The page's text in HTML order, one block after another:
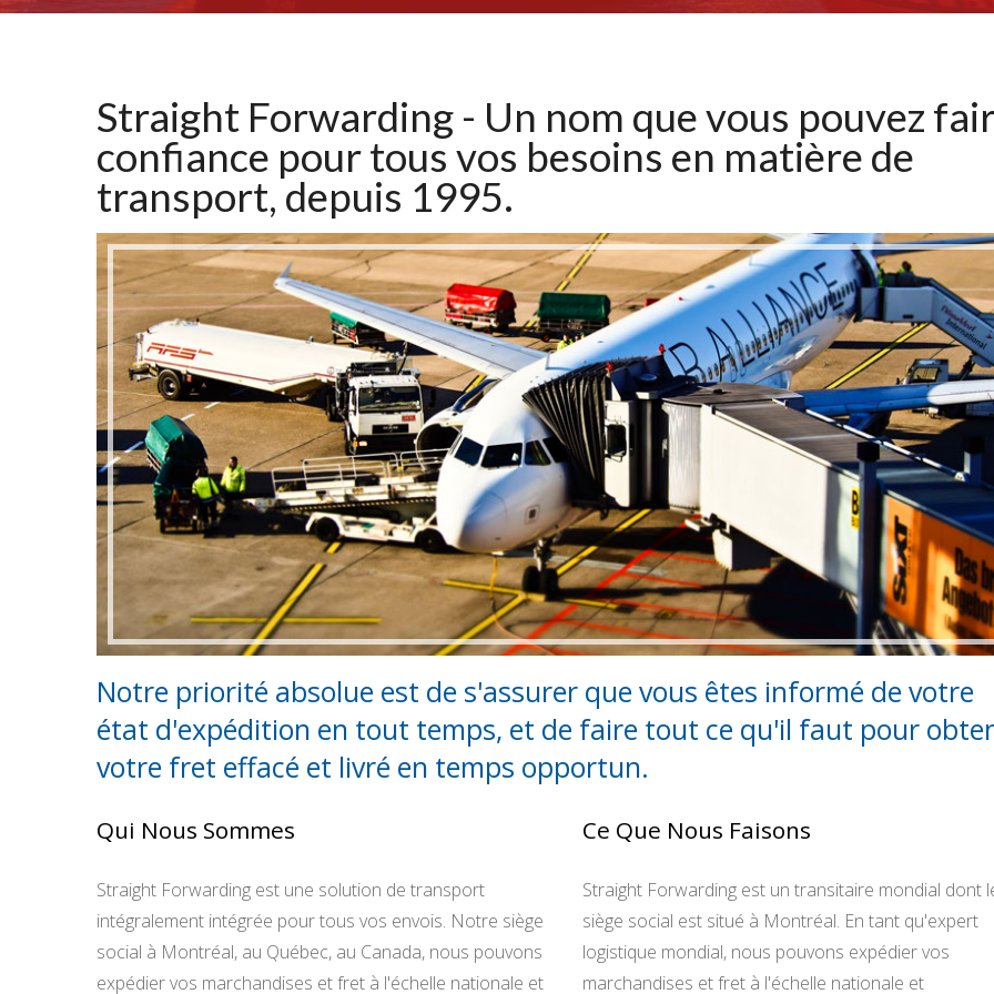
Straight Forwarding - Un nom que vous pouvez
confiance pour tous vos besoins en matière de
transport, depuis 1995.
Notre priorité absolue est de s'assurer que vous êtes informé de votre
état d'expédition en tout temps, et de faire tout ce qu'il faut pour
votre fret effacé et livré en temps opportun.
Qui Nous Sommes
Straight Forwarding est une solution de transport
intégralement intégrée pour tous vos envois. Notre siège
social à Montréal, au Québec, au Canada, nous pouvons
expédier vos marchandises et fret à l'échelle nationale et
Ce Que Nous Faisons
Straight Forwarding est un transitaire mondial dont
siège social est situé à Montréal. En tant qu'expert
logistique mondial, nous pouvons expédier vos
marchandises et fret à l'échelle nationale et